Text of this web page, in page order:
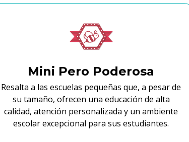
Mini Pero Poderosa
Resalta a las escuelas pequeñas que, a pesar de
su tamaño, ofrecen una educación de alta
calidad, atención personalizada y un ambiente
escolar excepcional para sus estudiantes.